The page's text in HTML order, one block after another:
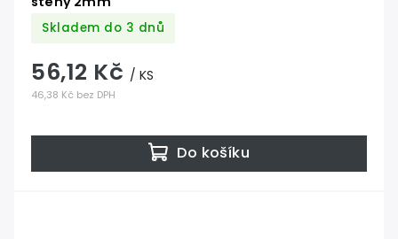
Skladem do 3 dnů
46,38 Kč bez DPH
56,12 Kč / KS
Do košíku